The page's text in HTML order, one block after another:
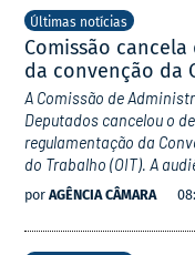
Últimas notícias
Comissão
da convenção da
A Comissão de
Deputados cancelou o
regulamentação da
do Trabalho (OIT). A
por AGÊNCIA CÂMARA